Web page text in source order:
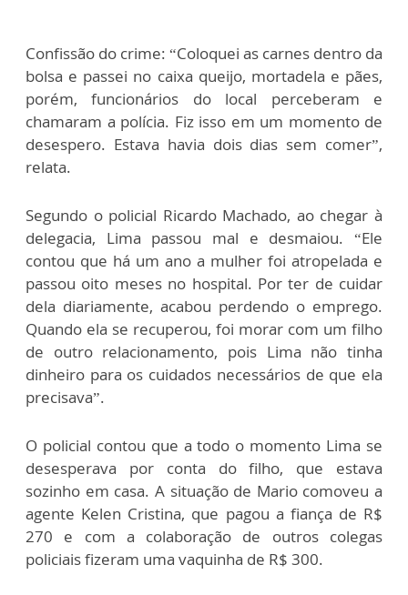
Confissão do crime: “Coloquei as carnes dentro da
bolsa e passei no caixa queijo, mortadela e pães,
porém, funcionários do local perceberam e
chamaram a polícia. Fiz isso em um momento de
desespero. Estava havia dois dias sem comer”,
relata.
Segundo o policial Ricardo Machado, ao chegar à
delegacia, Lima passou mal e desmaiou. “Ele
contou que há um ano a mulher foi atropelada e
passou oito meses no hospital. Por ter de cuidar
dela diariamente, acabou perdendo o emprego.
Quando ela se recuperou, foi morar com um filho
de outro relacionamento, pois Lima não tinha
dinheiro para os cuidados necessários de que ela
precisava”.
O policial contou que a todo o momento Lima se
desesperava por conta do filho, que estava
sozinho em casa. A situação de Mario comoveu a
agente Kelen Cristina, que pagou a fiança de R$
270 e com a colaboração de outros colegas
policiais fizeram uma vaquinha de R$ 300.